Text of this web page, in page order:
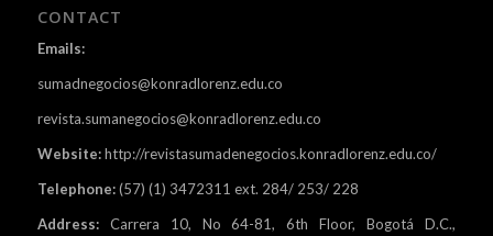
CONTACT
Emails:
sumadnegocios@konradlorenz.edu.co
revista.sumanegocios@konradlorenz.edu.co
Website: http://revistasumadenegocios.konradlorenz.edu.co/
Telephone:(57) (1) 3472311 ext. 284/ 253/ 228
Address:Carrera 10, No 64-81, 6th Floor, Bogotá D.C.,